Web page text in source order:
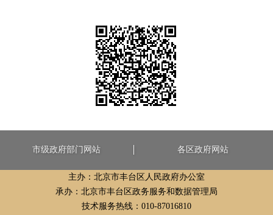
市级政府部门网站 各区政府网站
主办：北京市丰台区人民政府办公室
承办：北京市丰台区政务服务和数据管理局
技术服务热线：010-87016810